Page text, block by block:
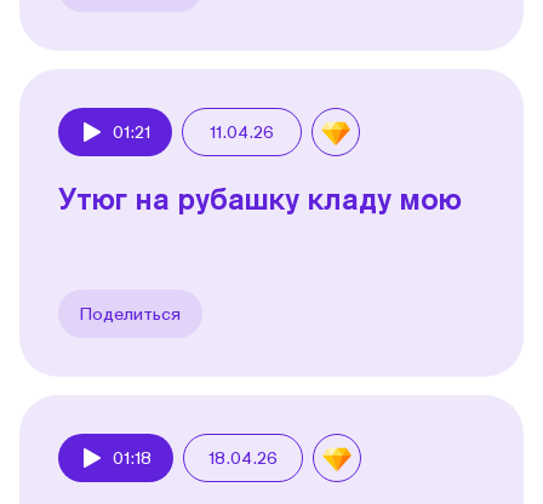
01:21 11.04.26
Утюг на рубашку кладу мою
Поделиться
01:18 18.04.26